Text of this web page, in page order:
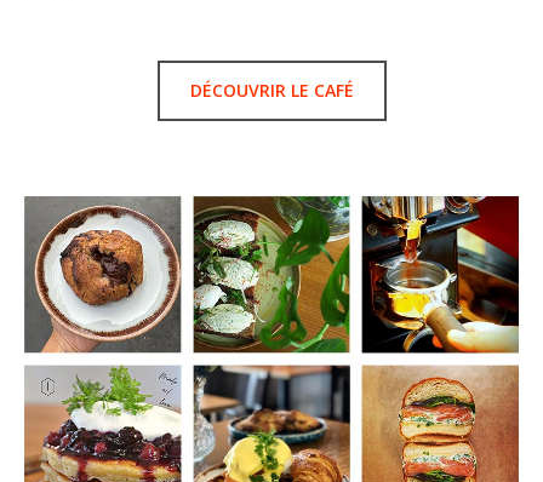
DÉCOUVRIR LE CAFÉ